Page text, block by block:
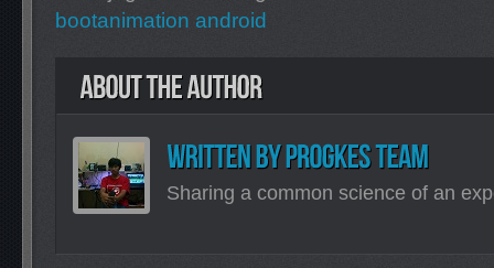
bootanimation android
Sharing a common science of an